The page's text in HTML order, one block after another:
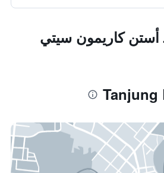
أستن كاريمون سيتي